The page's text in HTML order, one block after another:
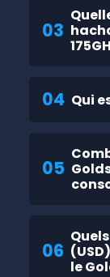
03
04 Qui
05
06
le